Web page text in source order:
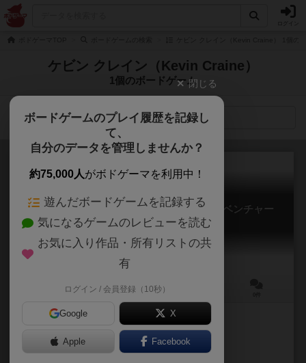
ケビン クレイン（Kevin Craine）
1個のボードゲーム
検索メニュー
ロビット リドル：ストーリーブック アドベンチャー
Robit Riddle: Storybook Adventures
5～45分
作品説明文の編集者を募集中
ケビン・クレイン（Kevin Craine）
閉じる
ボードゲームのプレイ履歴を記録し
て、
自分のデータを管理しませんか？
約75,000人がボドゲーマを利用中！
遊んだボードゲームを記録する
気になるゲームのレビューを読む
お気に入り作品・所有リストの共
有
ログイン / 会員登録（10秒）
Google X
Apple Facebook